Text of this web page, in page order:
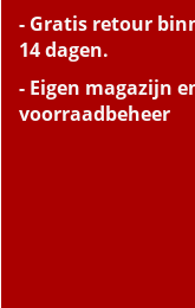
- Gratis retour
14 dagen.
- Eigen magazijn
voorraadbeheer